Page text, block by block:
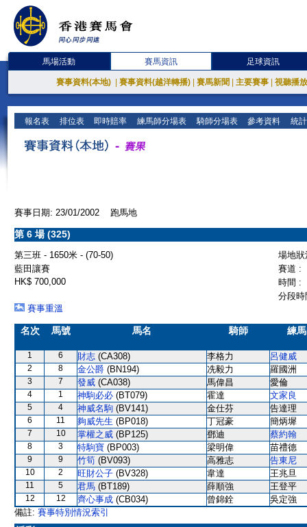
馬場活動 賽馬資訊 足球資訊
賽事資料(本地) 賽事資料(越洋轉播) 賽馬新聞 主要賽事 視聽播
報名表 排位表 即時賠率 練馬師分場表 騎師分場表 參考資料 統
賽事日期: 23/01/2002 跑馬地
第 6 場 (325)
第三班 - 1650米 - (70-50)
場地
藍田讓賽
賽道 :
HK$ 700,000
時間 :
分段
賽事重溫
名次 馬號 馬名 騎師 練
1 6 財志 (CA308) 李格力 呂健威
2 8 金公爵 (BN194) 冼毅力 羅國洲
3 7 發威 (CA038) 馬偉昌 愛倫
4 1 神駒必必 (BT079) 霍達 文家良
5 4 神威名駒 (BV141) 金仕芬 告達理
6 11 夠威先生 (BP018) 丁冠豪 簡炳墀
7 10 掌權之威 (BP125) 鄧迪 蔡約翰
8 3 特駒寶 (BP003) 梁明偉 苗禮德
9 9 竹筍 (BV093) 高雅志 告東尼
10 2 旺財公子 (BV328) 韋達 王兆旦
11 5 君馬 (BT189) 薛順強 王登平
12 12 齊心事成 (CB034) 曾錦銓
吳定強
備註: 賽事特別情況索引